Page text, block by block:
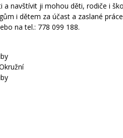
a navštívit ji mohou děti, rodiče i
i dětem za účast a zaslané
na tel.: 778 099 188.